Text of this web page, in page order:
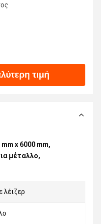
τιμή
x 6000 mm,
μέταλλο,
λέιζερ